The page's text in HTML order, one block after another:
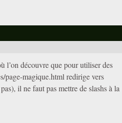
l’on découvre que pour utiliser des
page-magique.html redirige vers
il ne faut pas mettre de slashs à la